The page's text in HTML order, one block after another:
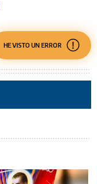
HE VISTO UN ERROR